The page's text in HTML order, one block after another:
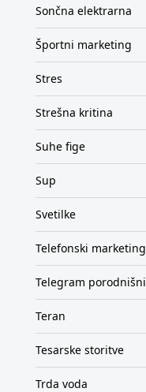
Sončna elektrarna
Športni marketing
Stres
Strešna kritina
Suhe fige
Sup
Svetilke
Telefonski marketing
Telegram
Teran
Tesarske storitve
Trda voda